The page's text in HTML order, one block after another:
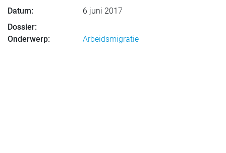
Datum:
6 juni 2017
Dossier:
Onderwerp:
Arbeidsmigratie